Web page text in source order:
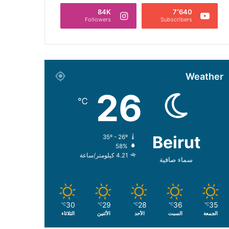
7٬640
Subscribers
84K
Followers
Weather
Beirut
سماء صافية
26
℃
35º - 26º
58%
4.21 كيلومتر/ساعة
35
℃
الجمعة
36
℃
السبت
28
℃
الأحد
29
℃
الأثنين
30
℃
الثلاثاء